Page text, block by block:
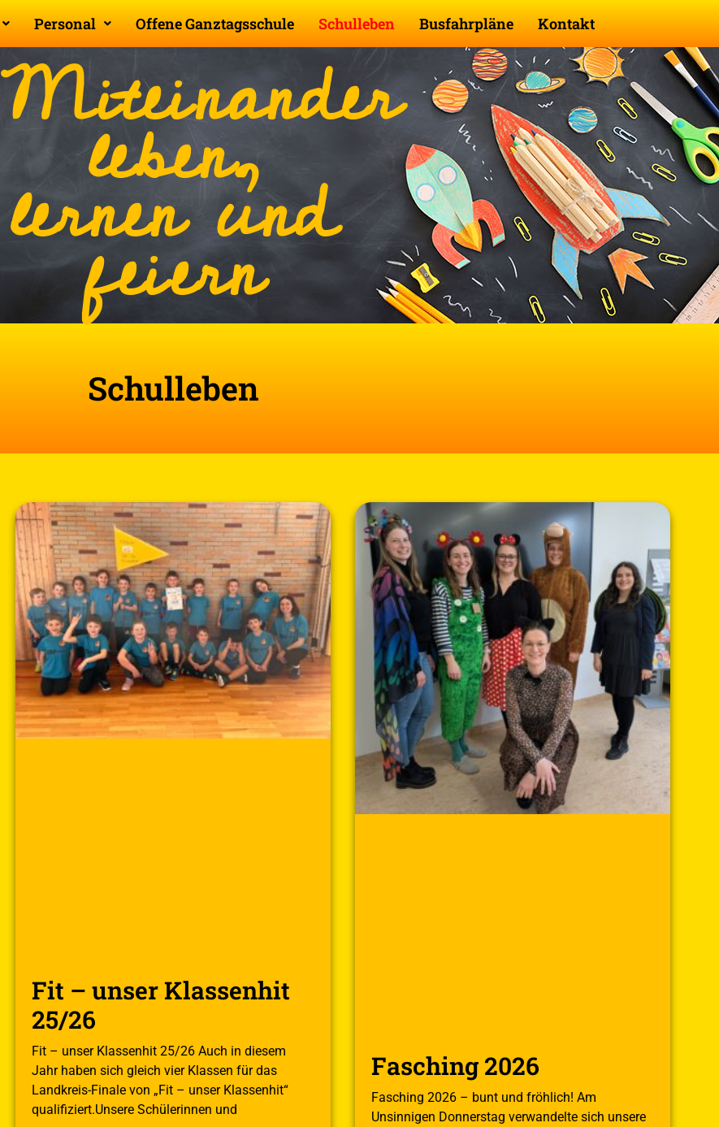
Personal Offene Ganztagsschule Schulleben Busfahrpläne Kontakt
Miteinander
leben,
lernen und
feiern
Schulleben
Fit – unser Klassenhit
25/26
Fit – unser Klassenhit 25/26 Auch in diesem
Jahr haben sich gleich vier Klassen für das
Landkreis-Finale von „Fit – unser Klassenhit“
qualifiziert.Unsere Schülerinnen und
Fasching 2026
Fasching 2026 – bunt und fröhlich! Am
Unsinnigen Donnerstag verwandelte sich unsere